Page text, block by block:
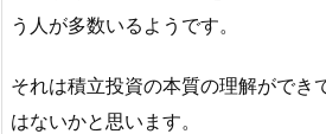
う人が多数いるようです。
それは積立投資の本質の理解ができ
はないかと思います。